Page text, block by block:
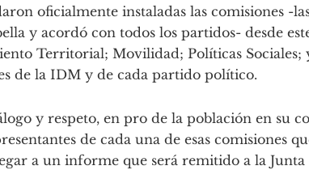
oficialmente instaladas las comisiones -
y acordó con todos los partidos- desde
Territorial; Movilidad; Políticas Sociales;
de la IDM y de cada partido político.
y respeto, en pro de la población en su
de cada una de esas comisiones
a un informe que será remitido a la